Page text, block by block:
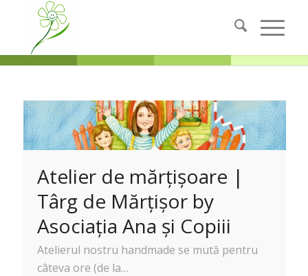
Atelier de mărțișoare |
Târg de Mărțișor by
Asociația Ana și Copiii
Atelierul nostru handmade se mută pentru
câteva ore (de la…